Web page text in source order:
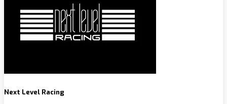
Next Level Racing